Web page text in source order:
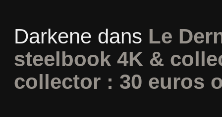
Darkene dans Le
steelbook 4K &
collector : 30 euros